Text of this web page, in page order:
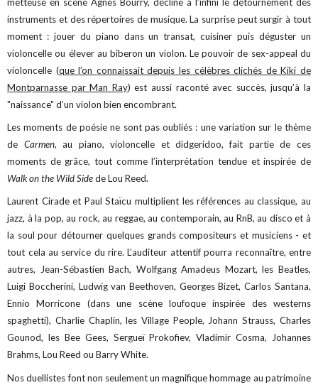
metteuse en scène Agnès Bourry, décline à l’infini le détournement des
instruments et des répertoires de musique. La surprise peut surgir à tout
moment : jouer du piano dans un transat, cuisiner puis déguster un
violoncelle ou élever au biberon un violon. Le pouvoir de sex-appeal du
violoncelle (que l’on connaissait depuis les célèbres clichés de Kiki de
Montparnasse par Man Ray) est aussi raconté avec succès, jusqu’à la
"naissance" d’un violon bien encombrant.
Les moments de poésie ne sont pas oubliés : une variation sur le thème
de Carmen, au piano, violoncelle et didgeridoo, fait partie de ces
moments de grâce, tout comme l’interprétation tendue et inspirée de
Walk on the Wild Sidede Lou Reed.
Laurent Cirade et Paul Staïcu multiplient les références au classique, au
jazz, à la pop, au rock, au reggae, au contemporain, au RnB, au disco et à
la soul pour détourner quelques grands compositeurs et musiciens - et
tout cela au service du rire. L’auditeur attentif pourra reconnaître, entre
autres, Jean-Sébastien Bach, Wolfgang Amadeus Mozart, les Beatles,
Luigi Boccherini, Ludwig van Beethoven, Georges Bizet, Carlos Santana,
Ennio Morricone (dans une scène loufoque inspirée des westerns
spaghetti), Charlie Chaplin, les Village People, Johann Strauss, Charles
Gounod, les Bee Gees, Sergueï Prokofiev, Vladimir Cosma, Johannes
Brahms, Lou Reed ou Barry White.
Nos duellistes font non seulement un magnifique hommage au patrimoine